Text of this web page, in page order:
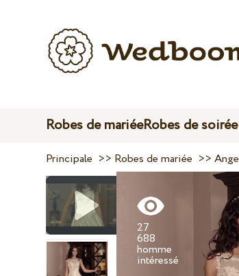
Robes de mariéeRobes de soirée
Principale >> Robes de mariée >>
27
688
homme